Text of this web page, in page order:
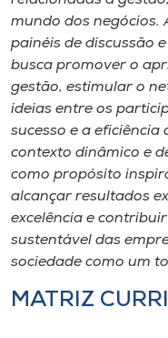
mundo dos negócios.
painéis de discussão
busca promover o
gestão, estimular o
ideias entre os
sucesso e a eficiência
contexto dinâmico e
como propósito
alcançar resultados
excelência e
sustentável das
sociedade como um
MATRIZ